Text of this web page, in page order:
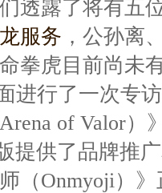
透露了将有五
服务 ，公孙离
拳虎目前尚未
进行了一次专
of Valor
提供了品牌推
（Onmyoji）